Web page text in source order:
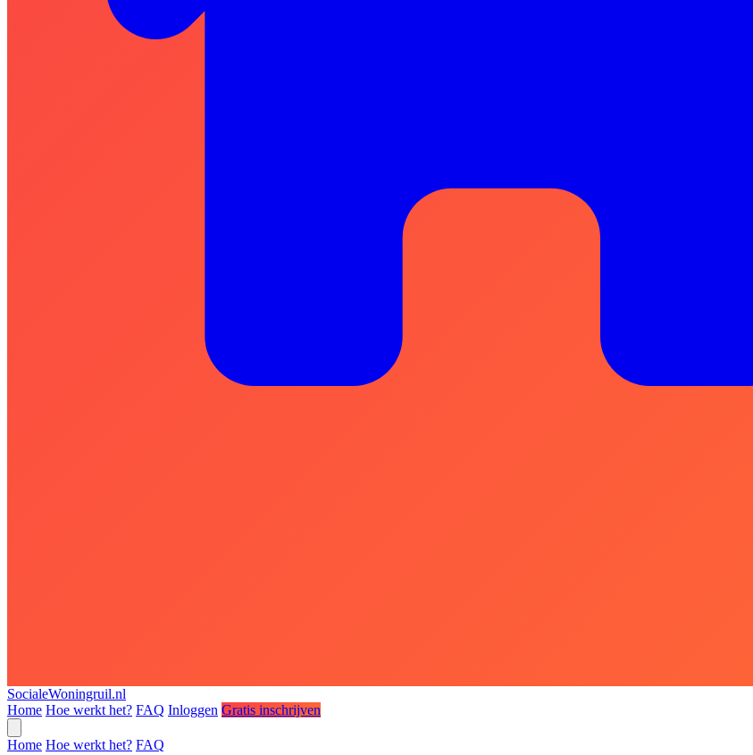
SocialeWoningruil.nl
Home Hoe werkt het? FAQ Inloggen Gratis inschrijven
Home Hoe werkt het? FAQ